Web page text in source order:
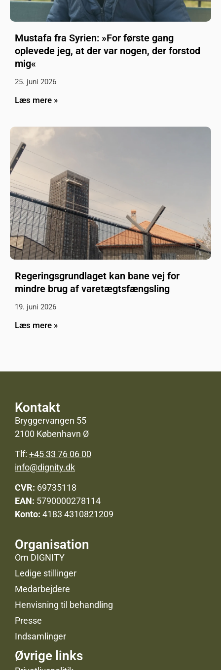
Mustafa fra Syrien: »For første gang
oplevede jeg, at der var nogen, der forstod
mig«
25. juni 2026
Læs mere »
Regeringsgrundlaget kan bane vej for
mindre brug af varetægtsfængsling
19. juni 2026
Læs mere »
Kontakt
Bryggervangen 55
2100 København Ø
Tlf: +45 33 76 06 00
info@dignity.dk
CVR: 69735118
EAN: 5790000278114
Konto: 4183 4310821209
Organisation
Om DIGNITY
Ledige stillinger
Medarbejdere
Henvisning til behandling
Presse
Indsamlinger
Øvrige links